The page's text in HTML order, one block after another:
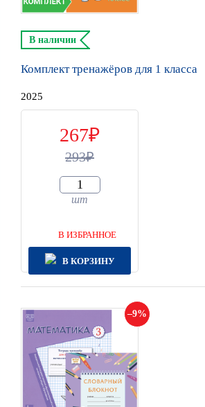
В наличии
Комплект тренажёров для 1 класса
2025
267
293
шт
В ИЗБРАННОЕ
В КОРЗИНУ
9